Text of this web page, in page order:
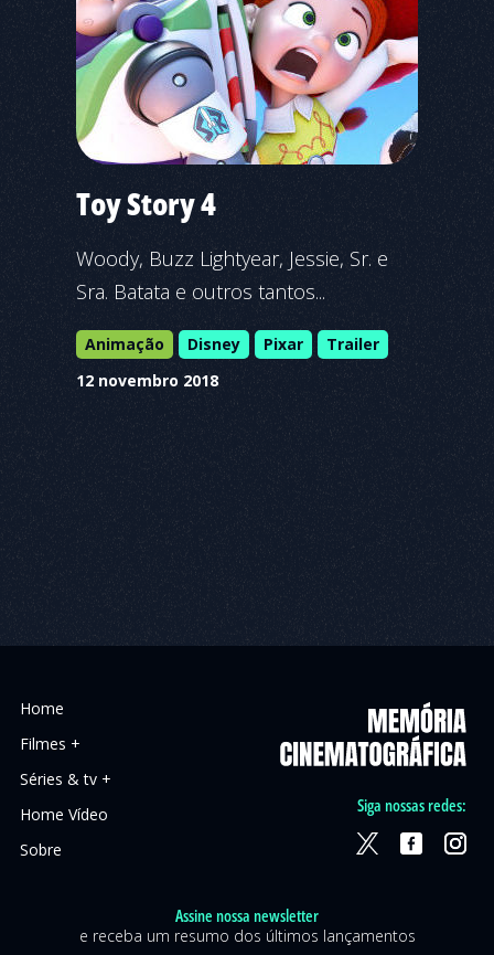
Toy Story 4
Woody, Buzz Lightyear, Jessie, Sr. e
Sra. Batata e outros tantos...
Animação Disney Pixar
Trailer
12 novembro 2018
Home
Filmes +
Séries & tv +
Home Vídeo
Sobre
Assine nossa newsletter
e receba um resumo dos últimos lançamentos
Siga nossas redes: